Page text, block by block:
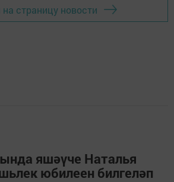
на страницу новости
яшәүче Наталья
юбилеен билгеләп